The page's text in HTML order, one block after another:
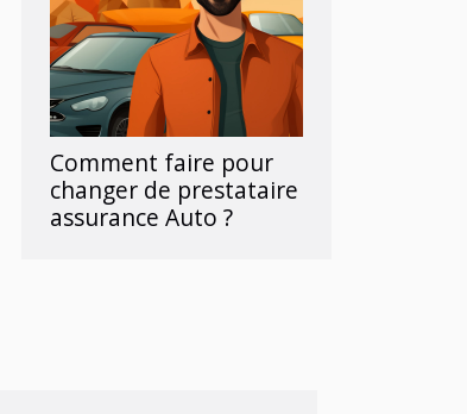
Comment faire pour
changer de prestataire
assurance Auto ?